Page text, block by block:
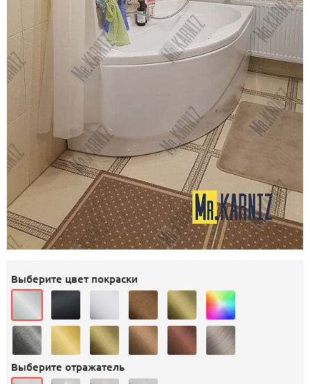
Выберите цвет покраски
Выберите отражатель